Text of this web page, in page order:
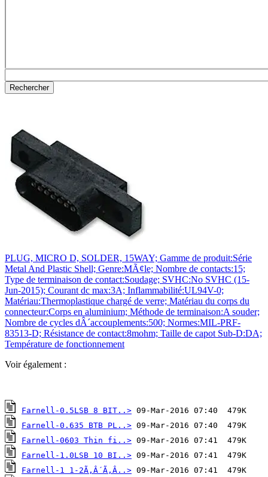
PLUG, MICRO D, SOLDER, 15WAY; Gamme de produit:Série
Metal And Plastic Shell; Genre:MÃ¢le; Nombre de contacts:15;
Type de terminaison de contact:Soudage; SVHC:No SVHC (15-
Jun-2015); Courant dc max:3A; Inflammabilité:UL94V-0;
Matériau:Thermoplastique chargé de verre; Matériau du corps du
connecteur:Corps en aluminium; Méthode de terminaison:A souder;
Nombre de cycles dÂ´accouplements:500; Normes:MIL-PRF-
83513-D; Résistance de contact:8mohm; Taille de capot Sub-D:DA;
Température de fonctionnement
Voir également :
Farnell-0.5LSB 8 BIT..>
Farnell-0.635 BTB PL..>
Farnell-0603 Thin fi..>
Farnell-1.0LSB 10 BI..>
Farnell-1 1-2Ã‚Â´Ã‚Â..>